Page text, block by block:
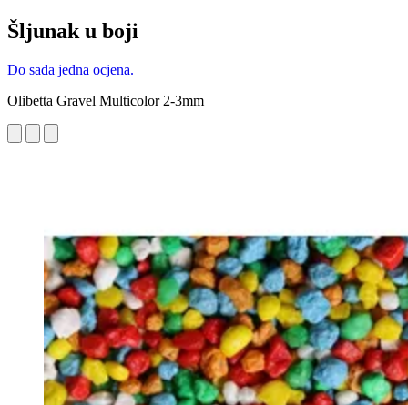
Šljunak u boji
Do sada jedna ocjena.
Olibetta Gravel Multicolor 2-3mm